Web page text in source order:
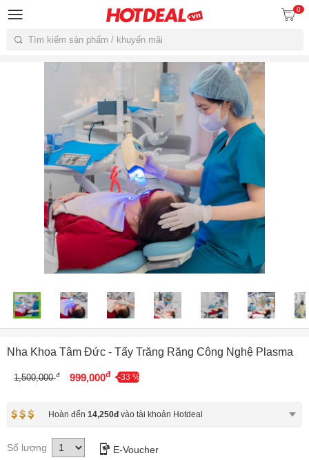
Tìm kiếm
0
Nha Khoa Tâm Đức - Tẩy Trăng Răng Công Nghệ Plasma
1,500,000đ 999,000đ -33 %
Hoàn đến14,250đvào tài khoản Hotdeal
Số lượng E-Voucher